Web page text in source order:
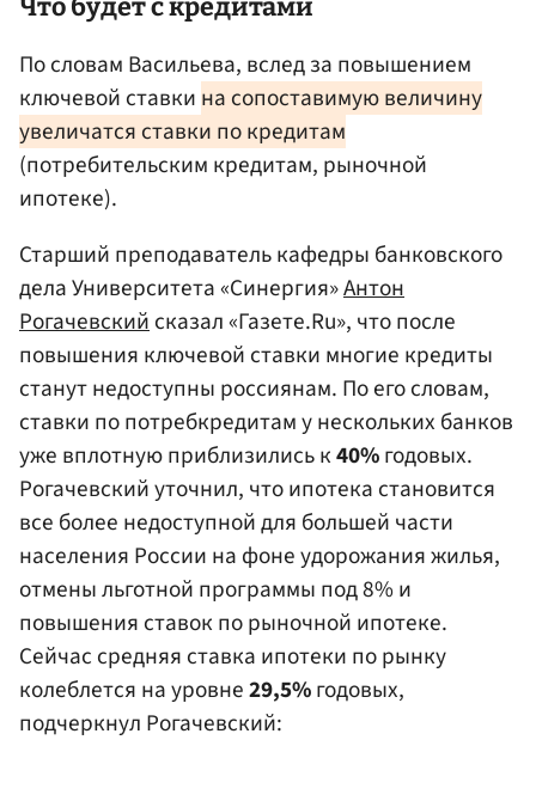
Что будет с кредитами
По словам Васильева, вслед за повышением
ключевой ставки на сопоставимую величину
увеличатся ставки по кредитам
(потребительским кредитам, рыночной
ипотеке).
Старший преподаватель кафедры банковского
дела Университета «Синергия»Антон
Рогачевскийсказал «Газете.Ru», что после
повышения ключевой ставки многие кредиты
станут недоступны россиянам. По его словам,
ставки по потребкредитам у нескольких банков
уже вплотную приблизились к40%годовых.
Рогачевский уточнил, что ипотека становится
все более недоступной для большей части
населения России на фоне удорожания жилья,
отмены льготной программы под 8% и
повышения ставок по рыночной ипотеке.
Сейчас средняя ставка ипотеки по рынку
колеблется на уровне29,5%годовых,
подчеркнул Рогачевский: